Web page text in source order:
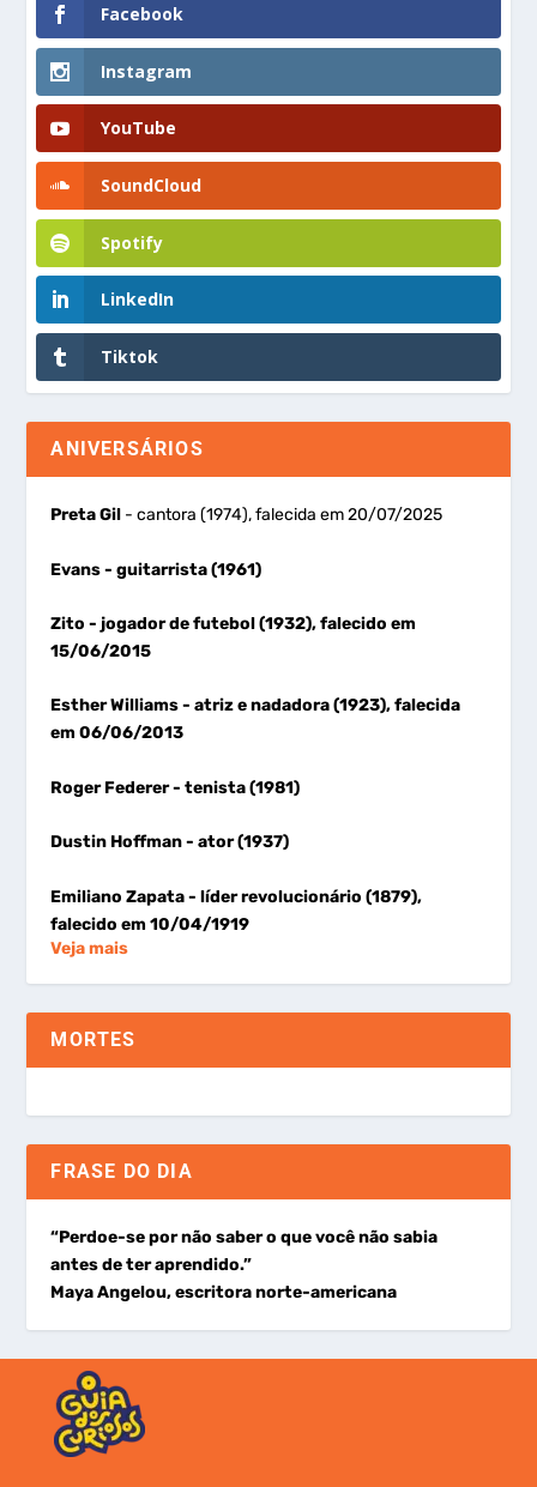
Facebook
Instagram
YouTube
SoundCloud
Spotify
LinkedIn
Tiktok
ANIVERSÁRIOS
Preta Gil - cantora (1974), falecida em 20/07/2025
Evans- guitarrista (1961)
Zito- jogador de futebol (1932), falecido em
15/06/2015
Esther Williams- atriz e nadadora (1923), falecida
em 06/06/2013
Roger Federer- tenista (1981)
Dustin Hoffman- ator (1937)
Emiliano Zapata- líder revolucionário (1879),
falecido em 10/04/1919
Veja mais
MORTES
FRASE DO DIA
“Perdoe-se por não saber o que você não sabia
antes de ter aprendido.”
Maya Angelou, escritora norte-americana